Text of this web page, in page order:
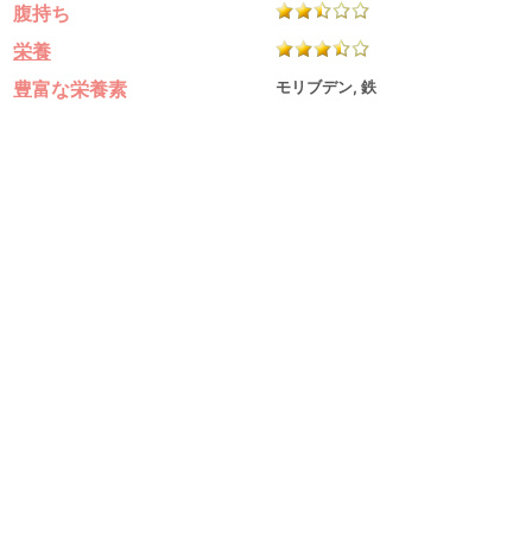
腹持ち
栄養
豊富な栄養素
モリブデン, 鉄